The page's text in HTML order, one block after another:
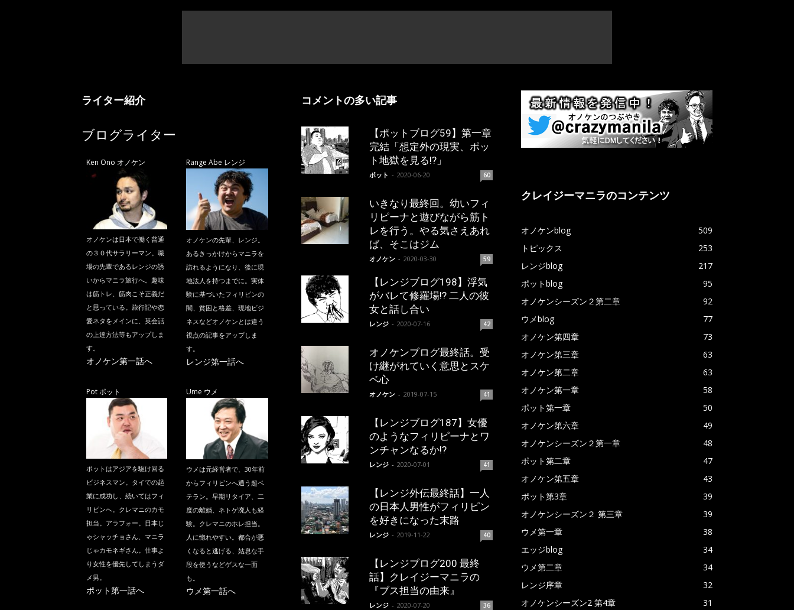
ライター紹介
ブログライター
Ken Ono オノケン
オノケンは日本で働く普通
の３０代サラリーマン。職
場の先輩であるレンジの誘
いからマニラ旅行へ。趣味
は筋トレ、筋肉こそ正義だ
と思っている。旅行記や恋
愛ネタをメインに、英会話
の上達方法等もアップしま
す。
オノケン第一話へ
Range Abe レンジ
オノケンの先輩、レンジ。
あるきっかけからマニラを
訪れるようになり、後に現
地法人を持つまでに。実体
験に基づいたフィリピンの
闇、貧困と格差、現地ビジ
ネスなどオノケンとは違う
視点の記事をアップしま
す。
レンジ第一話へ
Pot ポット
ポットはアジアを駆け回る
ビジネスマン。タイでの起
業に成功し、続いてはフィ
リピンへ。クレマニのカモ
担当。アラフォー。日本じ
ゃシャッチョさん、マニラ
じゃカモネギさん。仕事よ
り女性を優先してしまうダ
メ男。
ポット第一話へ
Ume ウメ
ウメは元経営者で、30年前
からフィリピンへ通う超ベ
テラン。早期リタイア、二
度の離婚、ネトゲ廃人も経
験。クレマニのホレ担当。
人に惚れやすい。都合が悪
くなると逃げる、姑息な手
段を使うなどゲスな一面
も。
ウメ第一話へ
コメントの多い記事
【ポットブログ59】第一章
完結「想定外の現実、ポッ
ト地獄を見る!?」
ポット - 2020-06-20 60
いきなり最終回。幼いフィ
リピーナと遊びながら筋ト
レを行う。やる気さえあれ
ば、そこはジム
オノケン - 2020-03-30 59
【レンジブログ198】浮気
がバレて修羅場!? 二人の彼
女と話し合い
レンジ - 2020-07-16 42
オノケンブログ最終話。受
け継がれていく意思とスケ
ベ心
オノケン - 2019-07-15 41
【レンジブログ187】女優
のようなフィリピーナとワ
ンチャンなるか!?
レンジ - 2020-07-01 41
【レンジ外伝最終話】一人
の日本人男性がフィリピン
を好きになった末路
レンジ - 2019-11-22 40
【レンジブログ200 最終
話】クレイジーマニラの
『ブス担当の由来』
レンジ - 2020-07-20 36
クレイジーマニラのコンテンツ
オノケンblog
509
トピックス
253
レンジblog
217
ポットblog
95
オノケンシーズン２第二章
92
ウメblog
77
オノケン第四章
73
オノケン第三章
63
オノケン第二章
63
オノケン第一章
58
ポット第一章
50
オノケン第六章
49
オノケンシーズン２第一章
48
ポット第二章
47
オノケン第五章
43
ポット第3章
39
オノケンシーズン２ 第三章
39
ウメ第一章
38
エッジblog
34
ウメ第二章
34
レンジ序章
32
オノケンシーズン2 第4章
31